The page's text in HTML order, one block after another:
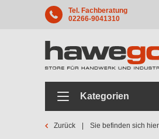
Tel. Fachberatung
02266-9041310
Kategorien
Zurück Sie befinden sich